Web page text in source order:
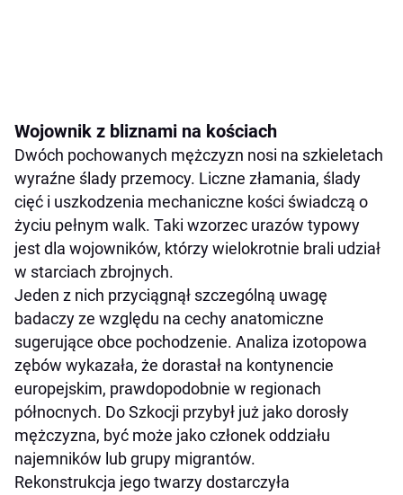
Wojownik z bliznami na kościach
Dwóch pochowanych mężczyzn nosi na szkieletach
wyraźne ślady przemocy. Liczne złamania, ślady
cięć i uszkodzenia mechaniczne kości świadczą o
życiu pełnym walk. Taki wzorzec urazów typowy
jest dla wojowników, którzy wielokrotnie brali udział
w starciach zbrojnych.
Jeden z nich przyciągnął szczególną uwagę
badaczy ze względu na cechy anatomiczne
sugerujące obce pochodzenie. Analiza izotopowa
zębów wykazała, że dorastał na kontynencie
europejskim, prawdopodobnie w regionach
północnych. Do Szkocji przybył już jako dorosły
mężczyzna, być może jako członek oddziału
najemników lub grupy migrantów.
Rekonstrukcja jego twarzy dostarczyła